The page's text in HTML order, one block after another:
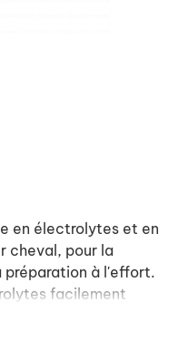
en électrolytes et en
cheval, pour la
préparation à l'effort.
facilement
rapide en